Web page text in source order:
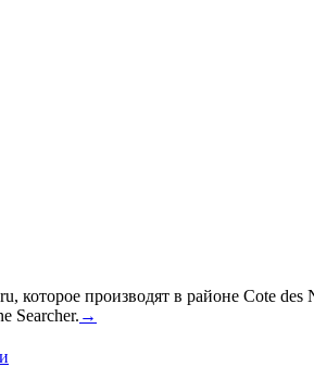
которое производят в районе Cote
Searcher. →